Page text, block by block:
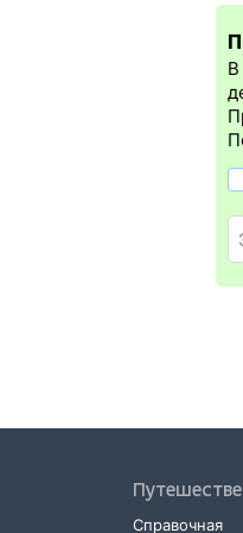
В
Справочная